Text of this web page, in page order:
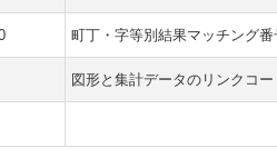
町丁・字等別結果マッチング番
図形と集計データのリンクコー